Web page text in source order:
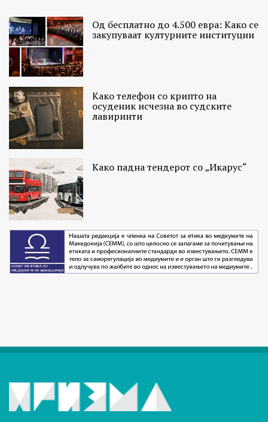
Од бесплатно до 4.500 евра: Како се
закупуваат културните институции
Како телефон со крипто на
осуденик исчезна во судските
лавиринти
Како падна тендерот со „Икарус“